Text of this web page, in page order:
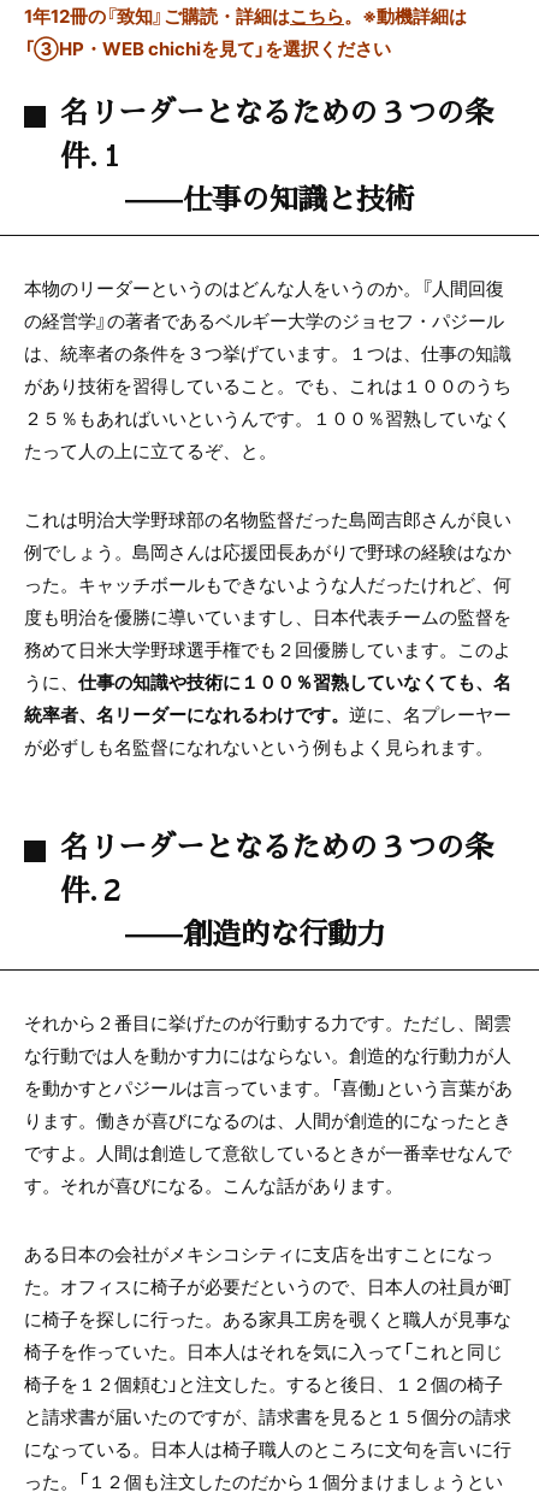
1年12冊の『致知』ご購読・詳細はこちら。 ※動機詳細は
「③HP・WEB chichiを見て」を選択ください
名リーダーとなるための３つの条
件.１
——仕事の知識と技術
本物のリーダーというのはどんな人をいうのか。『人間回復
の経営学』の著者であるベルギー大学のジョセフ・パジール
は、統率者の条件を３つ挙げています。１つは、仕事の知識
があり技術を習得していること。でも、これは１００のうち
２５％もあればいいというんです。１００％習熟していなく
たって人の上に立てるぞ、と。
これは明治大学野球部の名物監督だった島岡吉郎さんが良い
例でしょう。島岡さんは応援団長あがりで野球の経験はなか
った。キャッチボールもできないような人だったけれど、何
度も明治を優勝に導いていますし、日本代表チームの監督を
務めて日米大学野球選手権でも２回優勝しています。このよ
うに、 仕事の知識や技術に１００％習熟していなくても、名
統率者、名リーダーになれるわけです。 逆に、名プレーヤー
が必ずしも名監督になれないという例もよく見られます。
名リーダーとなるための３つの条
件.２
——創造的な行動力
それから２番目に挙げたのが行動する力です。ただし、闇雲
な行動では人を動かす力にはならない。創造的な行動力が人
を動かすとパジールは言っています。「喜働」という言葉があ
ります。働きが喜びになるのは、人間が創造的になったとき
ですよ。人間は創造して意欲しているときが一番幸せなんで
す。それが喜びになる。こんな話があります。
ある日本の会社がメキシコシティに支店を出すことになっ
た。オフィスに椅子が必要だというので、日本人の社員が町
に椅子を探しに行った。ある家具工房を覗くと職人が見事な
椅子を作っていた。日本人はそれを気に入って「これと同じ
椅子を１２個頼む」と注文した。すると後日、１２個の椅子
と請求書が届いたのですが、請求書を見ると１５個分の請求
になっている。日本人は椅子職人のところに文句を言いに行
った。「１２個も注文したのだから１個分まけましょうとい